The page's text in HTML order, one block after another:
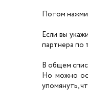
Потом
Если вы
партнера по
В общем
Но можно
упомянуть,